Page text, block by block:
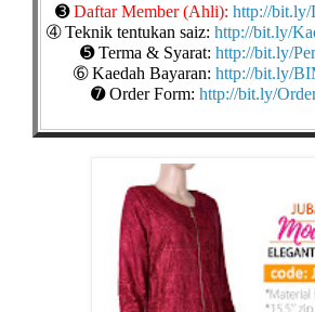
➌ Daftar Member (Ahli): http://bit.ly/
➃ Teknik tentukan saiz: http://bit.ly/
➎ Terma & Syarat: http://bit.ly/
➅ Kaedah Bayaran: http://bit.ly/
➐ Order Form: http://bit.ly/